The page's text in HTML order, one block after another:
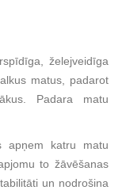
želejveidīga
matus, padarot
Padara matu
apņem katru matu
to žāvēšanas
un nodrošina